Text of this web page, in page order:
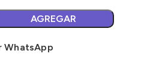
AGREGAR
WhatsApp